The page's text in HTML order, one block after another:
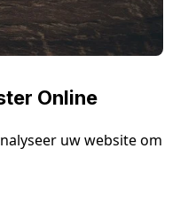
Online
uw website om